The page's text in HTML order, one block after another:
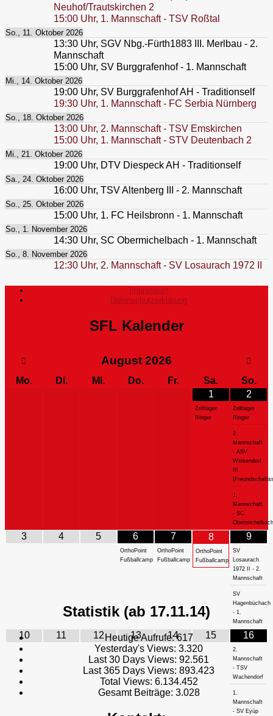
Neuhof/Trautskirchen 2
15:00 Uhr, 1. Mannschaft - TSV Roßtal
So., 11. Oktober 2026
13:30 Uhr, SGV Nbg.-Fürth1883 III. Merlbau - 2.
Mannschaft
15:00 Uhr, SV Burggrafenhof - 1. Mannschaft
Mi., 14. Oktober 2026
19:00 Uhr, SV Burggrafenhof AH - Traditionself
19:30 Uhr, 1. Mannschaft - FC Serbia Nürnberg
So., 18. Oktober 2026
13:00 Uhr, 2. Mannschaft - TSV Emskirchen
15:00 Uhr, 1. Mannschaft - STV Deutenbach 2
Mi., 21. Oktober 2026
19:00 Uhr, DTV Diespeck AH - Traditionself
Sa., 24. Oktober 2026
16:00 Uhr, TSV Altenberg III - 2. Mannschaft
So., 25. Oktober 2026
15:00 Uhr, 1. FC Heilsbronn - 1. Mannschaft
So., 1. November 2026
14:30 Uhr, SC Obermichelbach - 1. Mannschaft
So., 8. November 2026
12:30 Uhr, 2. Mannschaft - SV Losaurach 1972 II
Impressum
Datenschutzerklärung
SFL Kalender
August 2026
Mo. Di. Mi. Do. Fr. Sa.
So.
1
Zeltlager
Ringer
2
Zeltlager
Ringer
2.
Mannschaft
- ASV
Weisendorf
1.
Mannschaft
- SC
Obermichelbach
3 4 5 6
OrthoPoint
Fußballcamp
7
OrthoPoint
Fußballcamp
8
OrthoPoint
Fußballcamp
9
SV
Losaurach
1972 II - 2.
Mannschaft
SV
Hagenbüchach
- 1.
Mannschaft
10 11 12 13 14 15 16
2.
Mannschaft
- TSV
Wachendorf
1.
Mannschaft
- SV Eyüp
Statistik (ab 17.11.14)
Heutige Aufrufe:617
Yesterday's Views: 3.320
Last 30 Days Views: 92.561
Last 365 Days Views: 893.423
Total Views: 6.134.452
Gesamt Beiträge: 3.028